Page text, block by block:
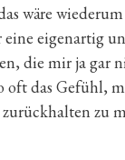
wäre
eigenartig
die mir ja gar
oft das Gefühl,
zu